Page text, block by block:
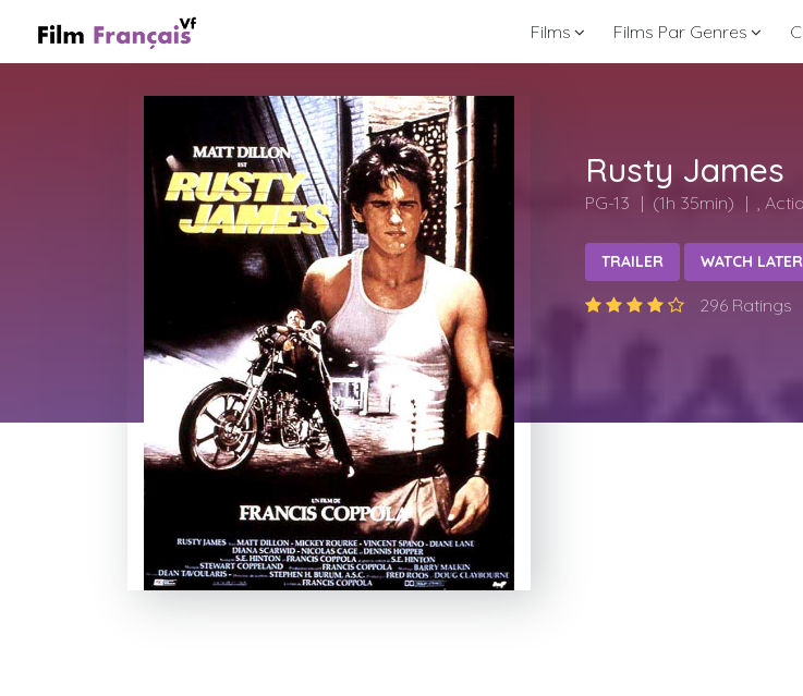
Films Films Par Genres
Rusty James
PG-13 (1h 35min) ,
TRAILER WATCH LATER
296 Ratings